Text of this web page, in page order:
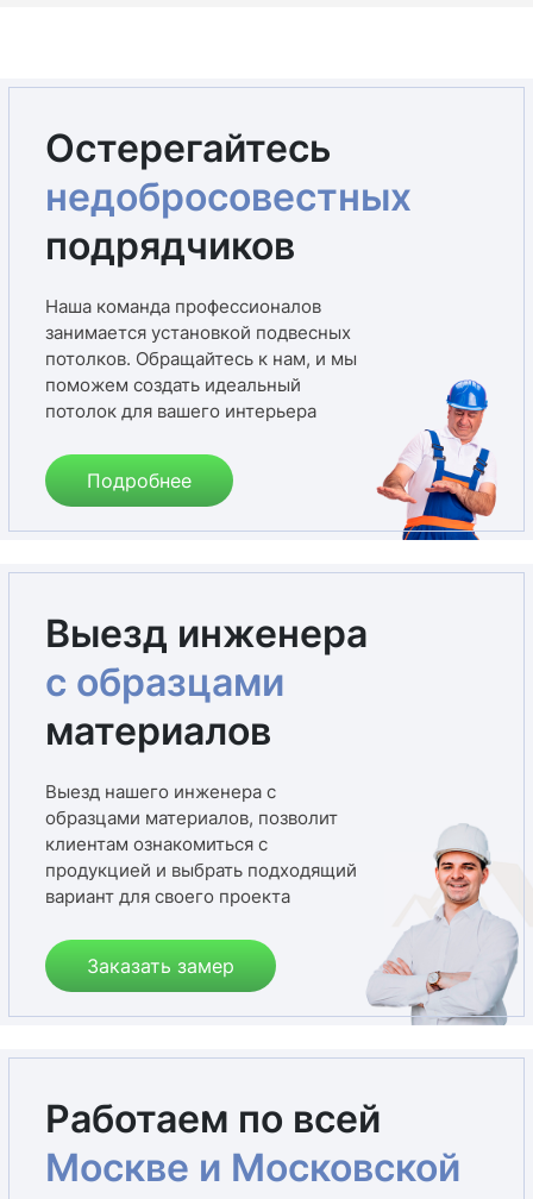
Остерегайтесь
недобросовестных
подрядчиков
Наша команда профессионалов
занимается установкой подвесных
потолков. Обращайтесь к нам, и мы
поможем создать идеальный
потолок для вашего интерьера
Подробнее
Выезд инженера
с образцами
материалов
Выезд нашего инженера с
образцами материалов, позволит
клиентам ознакомиться с
продукцией и выбрать подходящий
вариант для своего проекта
Заказать замер
Работаем по всей
Москве и Московской